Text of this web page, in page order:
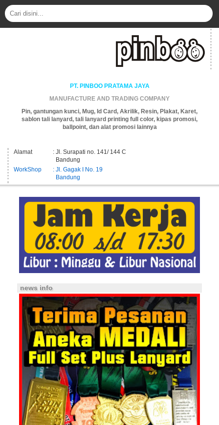
PT. PINBOO PRATAMA JAYA
MANUFACTURE AND TRADING COMPANY
Pin, gantungan kunci, Mug, Id Card, Akrilik, Resin, Plakat, Karet,
sablon tali lanyard, tali lanyard printing full color, kipas promosi,
ballpoint, dan alat promosi lainnya
Alamat
: Jl. Surapati no. 141/ 144 C
Bandung
WorkShop
: Jl. Gagak I No. 19
Bandung
news info